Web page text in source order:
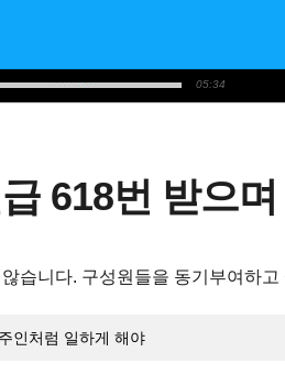
05:34
618번 받으
습니다. 구성원들을 동기부여하
인처럼 일하게 해야